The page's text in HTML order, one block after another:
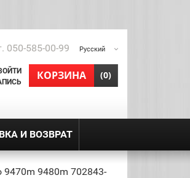
Русский
050-585-00-99
КОРЗИНА (0)
И ВОЗВРАТ
9470m 9480m 702843-